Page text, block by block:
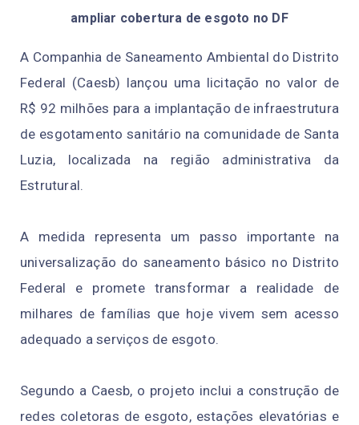
ampliar cobertura de esgoto no DF
A Companhia de Saneamento Ambiental do Distrito
Federal (Caesb) lançou uma licitação no valor de
R$ 92 milhões para a implantação de infraestrutura
de esgotamento sanitário na comunidade de Santa
Luzia, localizada na região administrativa da
Estrutural.
A medida representa um passo importante na
universalização do saneamento básico no Distrito
Federal e promete transformar a realidade de
milhares de famílias que hoje vivem sem acesso
adequado a serviços de esgoto.
Segundo a Caesb, o projeto inclui a construção de
redes coletoras de esgoto, estações elevatórias e